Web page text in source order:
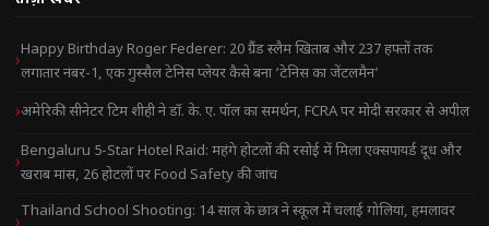
Happy Birthday Roger Federer: 20 ग्रैंड स्लैम खिताब और 237 हफ्तों तक
लगातार नंबर-1, एक गुस्सैल टेनिस प्लेयर कैसे बना ‘टेनिस का जेंटलमैन’
अमेरिकी सीनेटर टिम शीही ने डॉ. के. ए. पॉल का समर्थन, FCRA पर मोदी सरकार से अपील
Bengaluru 5-Star Hotel Raid: महंगे होटलों की रसोई में मिला एक्सपायर्ड दूध और
खराब मांस, 26 होटलों पर Food Safety की जांच
Thailand School Shooting: 14 साल के छात्र ने स्कूल में चलाई गोलियां, हमलावर